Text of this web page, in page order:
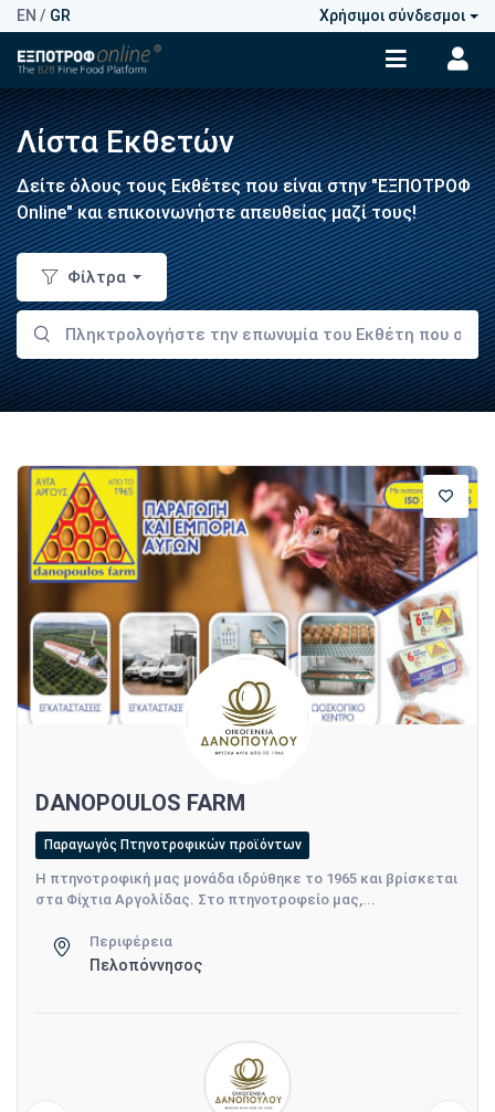
EN / GR Χρήσιμοι σύνδεσμοι
Λίστα Εκθετών
Δείτε όλους τους Εκθέτες που είναι στην "ΕΞΠΟΤΡΟΦ
Online" και επικοινωνήστε απευθείας μαζί τους!
Φίλτρα
DANOPOULOS FARM
Παραγωγός Πτηνοτροφικών προϊόντων
Η πτηνοτροφική μας μονάδα ιδρύθηκε το 1965 και βρίσκεται
στα Φίχτια Αργολίδας. Στο πτηνοτροφείο μας,...
Περιφέρεια
Πελοπόννησος